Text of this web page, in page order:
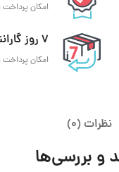
امکان
7 روز گارانتی بازگشت وجه
امکان
نظرات (0)
و بررسی‌ها